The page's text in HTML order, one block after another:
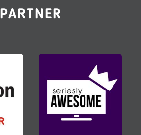
PARTNER